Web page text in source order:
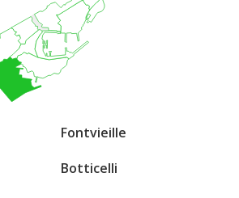
Fontvieille
Botticelli